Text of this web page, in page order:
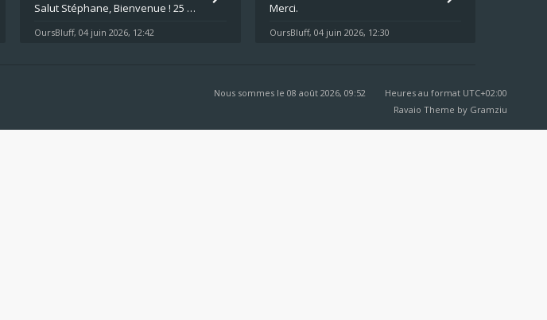
Salut Stéphane, Bienvenue ! 25 ans de poker c'est du vécu quand même. Moi je suis relativementnouveau (2018) mais j'ai a
OursBluff, 04 juin 2026, 12:42
Merci.
OursBluff, 04 juin 2026, 12:30
Heures au format UTC+02:00
Nous sommes le 08 août 2026, 09:52
Ravaio Theme by Gramziu